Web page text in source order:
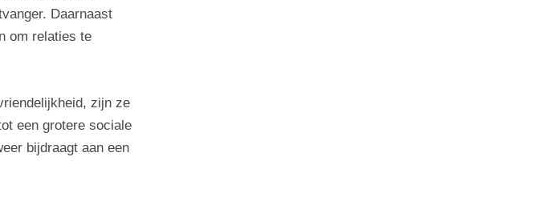
Daarnaast
om relaties te
zijn ze
een grotere sociale
bijdraagt aan een